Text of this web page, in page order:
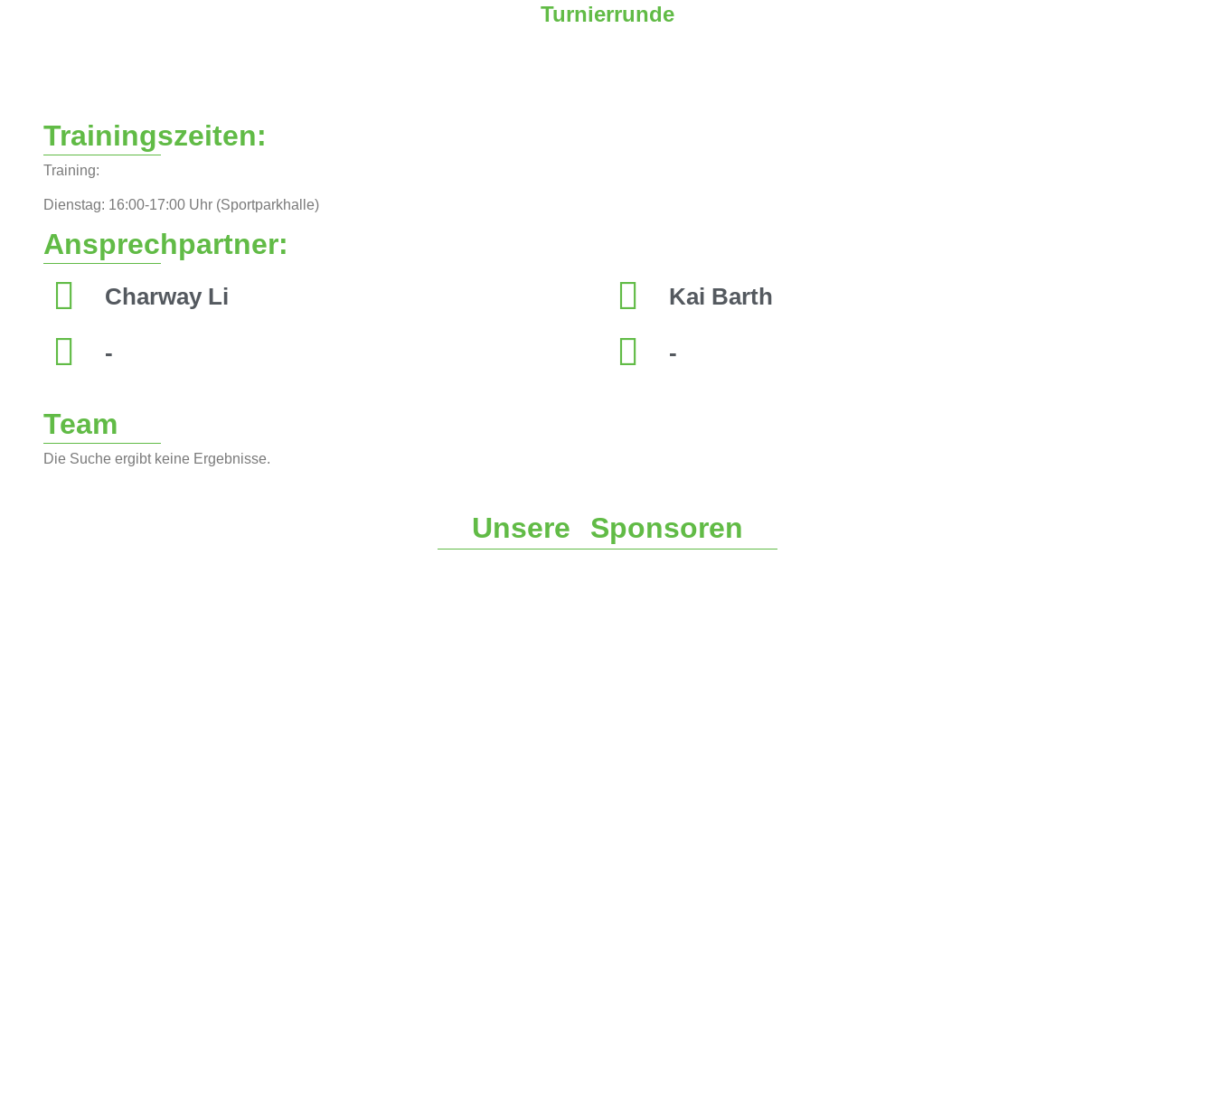
Turnierrunde
Trainingszeiten:
Training:
Dienstag: 16:00-17:00 Uhr (Sportparkhalle)
Ansprechpartner:
Charway Li
-
Kai Barth
-
Team
Die Suche ergibt keine Ergebnisse.
Unsere Sponsoren